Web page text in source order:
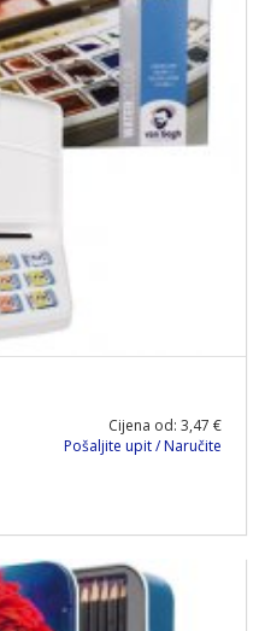
Cijena od: 3,47 €
Pošaljite upit / Naručite